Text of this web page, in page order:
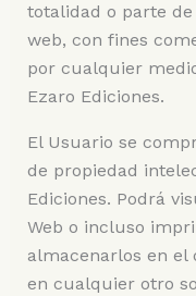
totalidad o parte
web, con fines
por cualquier
Ezaro Ediciones.
El Usuario se
de propiedad
Ediciones. Podrá
Web o incluso
almacenarlos en el
en cualquier otro